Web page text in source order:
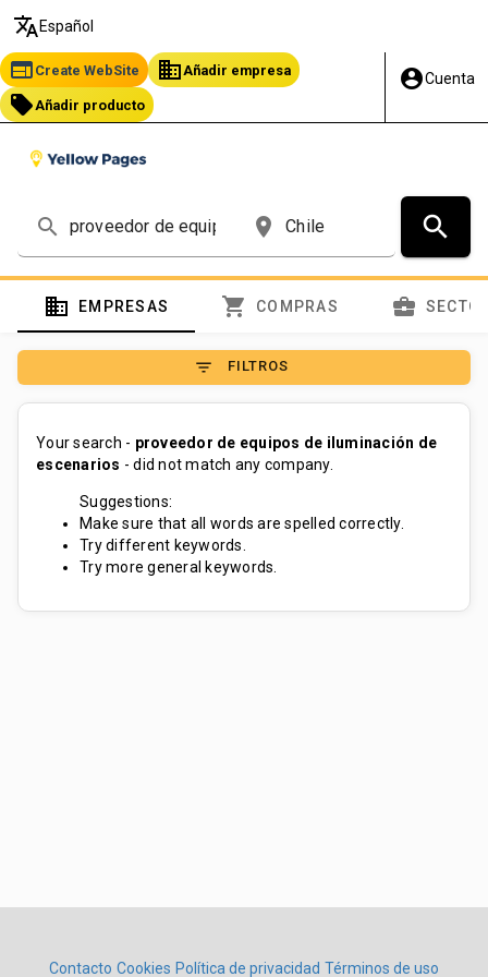
translate Español
web Create WebSite business Añadir empresa
local_offer Añadir producto
account_circleCuenta
search place search
domain EMPRESAS shopping_cart COMPRAS business_center
filter_list FILTROS
Your search - proveedor de equipos de iluminación de
escenarios - did not match any company.
Suggestions:
Make sure that all words are spelled correctly.
Try different keywords.
Try more general keywords.
Contacto Cookies Política de privacidad Términos de uso